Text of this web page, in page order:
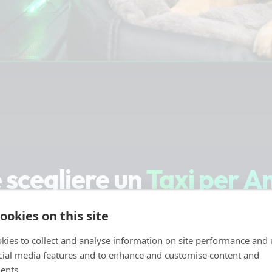
unTaxi per
Cagliari?
mezzi pubblici o i taxi tradizionali accettano animali
on this site
to collect and analyse information on site performance and
media features and to enhance and customise content and